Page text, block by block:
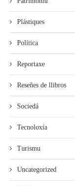
Plástiques
Política
Reportaxe
Reseñes de llibros
Sociedá
Tecnoloxía
Turismu
Uncategorized